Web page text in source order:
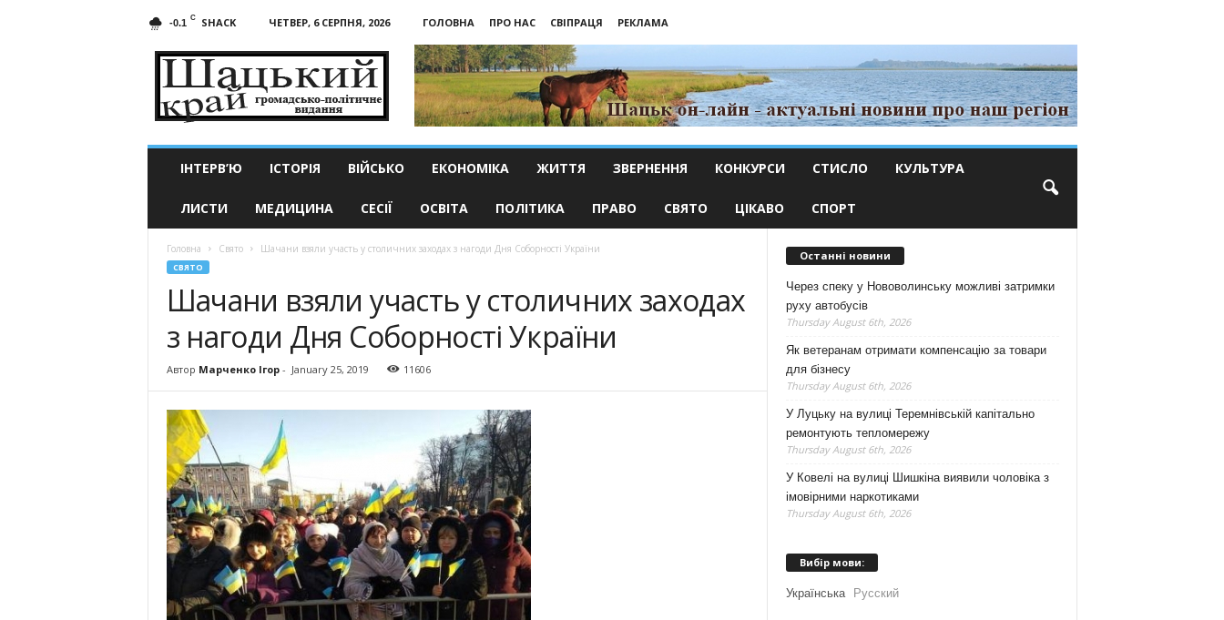
-0.1 C SHACK ЧЕТВЕР, 6 СЕРПНЯ, 2026 ГОЛОВНА ПРО НАС СВІПРАЦЯ
РЕКЛАМА
край
ІНТЕРВ’Ю ІСТОРІЯ ВІЙСЬКО ЕКОНОМІКА ЖИТТЯ ЗВЕРНЕННЯ КОНКУРСИ СТИСЛО КУЛЬТУРА
ЛИСТИ МЕДИЦИНА СЕСІЇ ОСВІТА ПОЛІТИКА ПРАВО СВЯТО ЦІКАВО СПОРТ
Головна Свято Шачани взяли участь у столичних заходах з нагоди Дня Соборності України
СВЯТО
Шачани взяли участь у столичних заходах
з нагоди Дня Соборності України
Автор Марченко Ігор- January 25, 2019 11606
Останні новини
Через спеку у Нововолинську можливі затримки
руху автобусів
Thursday August 6th, 2026
Як ветеранам отримати компенсацію за товари
для бізнесу
Thursday August 6th, 2026
У Луцьку на вулиці Теремнівській капітально
ремонтують тепломережу
Thursday August 6th, 2026
У Ковелі на вулиці Шишкіна виявили чоловіка з
імовірними наркотиками
Thursday August 6th, 2026
Вибір мови:
Українська Русский